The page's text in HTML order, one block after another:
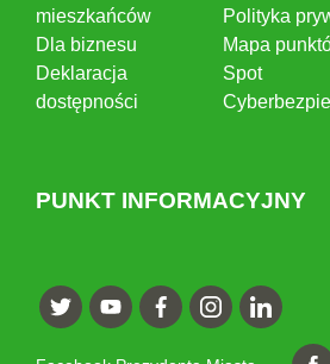
mieszkańców
Dla biznesu
Deklaracja
dostępności
Polityka
Mapa
Spot
PUNKT INFORMACYJNY